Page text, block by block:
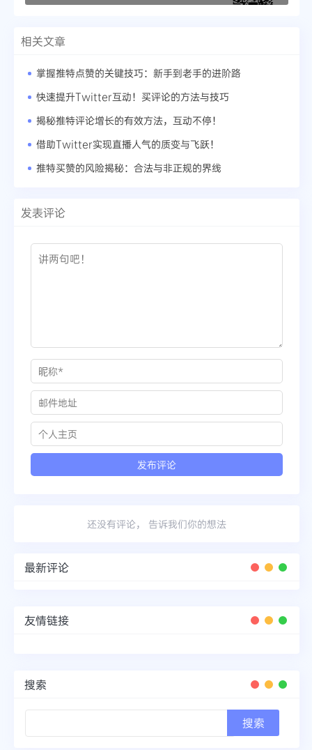
相关文章
掌握推特点赞的关键技巧：新手到老手的进阶路
快速提升Twitter互动！买评论的方法与技巧
揭秘推特评论增长的有效方法，互动不停！
借助Twitter实现直播人气的质变与飞跃！
推特买赞的风险揭秘：合法与非正规的界线
发表评论
还没有评论， 告诉我们你的想法
最新评论
友情链接
搜索